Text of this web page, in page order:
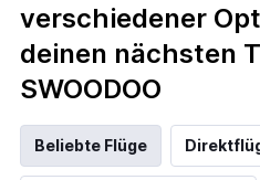
verschiedener
deinen nächsten
SWOODOO
Beliebte Flüge